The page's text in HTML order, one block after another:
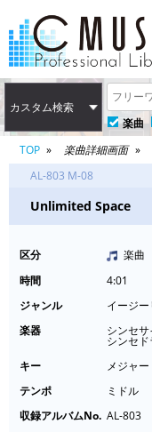
カスタム検索
楽曲
TOP
楽曲詳細画面
AL-803 M-08
Unlimited Space
区分
楽曲
時間
4:01
ジャンル
イージ
楽器
シンセ
シンセ
キー
メジャー
テンポ
ミドル
収録アルバムNo. AL-803